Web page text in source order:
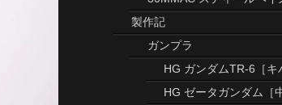
HG Zガンダム
HG ガンダムMk-Ⅱ
HG ヒュッケバインMk-Ⅱ
HG ヒュッケバインMk-Ⅲ